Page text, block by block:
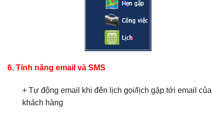
6. Tính năng email và SMS
+ Tự động email khi đến lịch gọi/lịch gặp tới email của
khách hàng